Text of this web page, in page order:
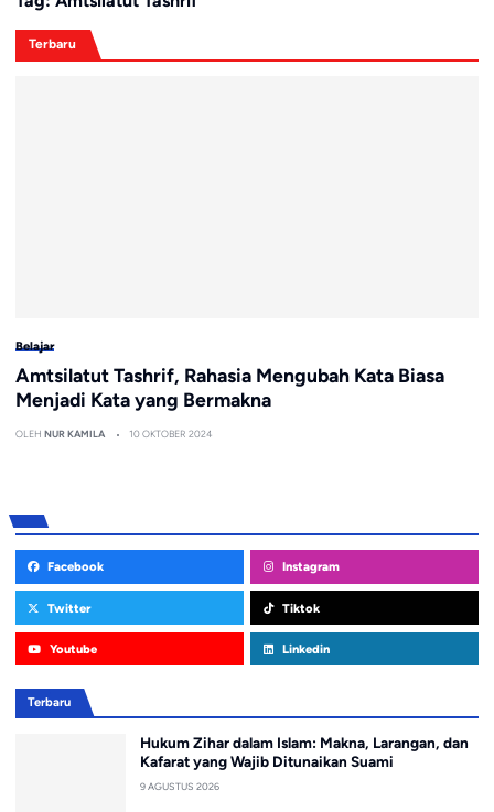
Terbaru
Belajar
Amtsilatut Tashrif, Rahasia Mengubah Kata Biasa
Menjadi Kata yang Bermakna
OLEH NUR KAMILA 10 OKTOBER 2024
Facebook Instagram
Twitter Tiktok
Youtube Linkedin
Terbaru
Hukum Zihar dalam Islam: Makna, Larangan, dan
Kafarat yang Wajib Ditunaikan Suami
9 AGUSTUS 2026